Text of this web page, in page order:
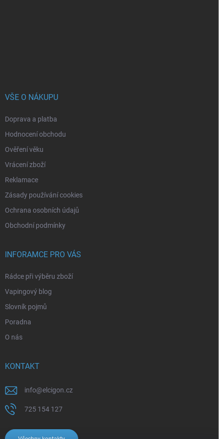
VŠE O NÁKUPU
Doprava a platba
Hodnocení obchodu
Ověření věku
Vrácení zboží
Reklamace
Zásady používání cookies
Ochrana osobních údajů
Obchodní podmínky
INFORAMCE PRO VÁS
Rádce při výběru zboží
Vapingový blog
Slovník pojmů
Poradna
O nás
KONTAKT
info@elcigon.cz
725 154 127